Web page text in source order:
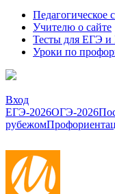
Педагогическое
Учителю о сайте
Тесты для ЕГЭ
Уроки по
Вход
ЕГЭ-2026ОГЭ-2026
рубежом